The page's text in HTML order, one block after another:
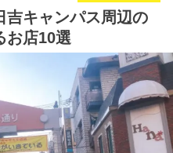
吉キャンパス周辺の
お店10選